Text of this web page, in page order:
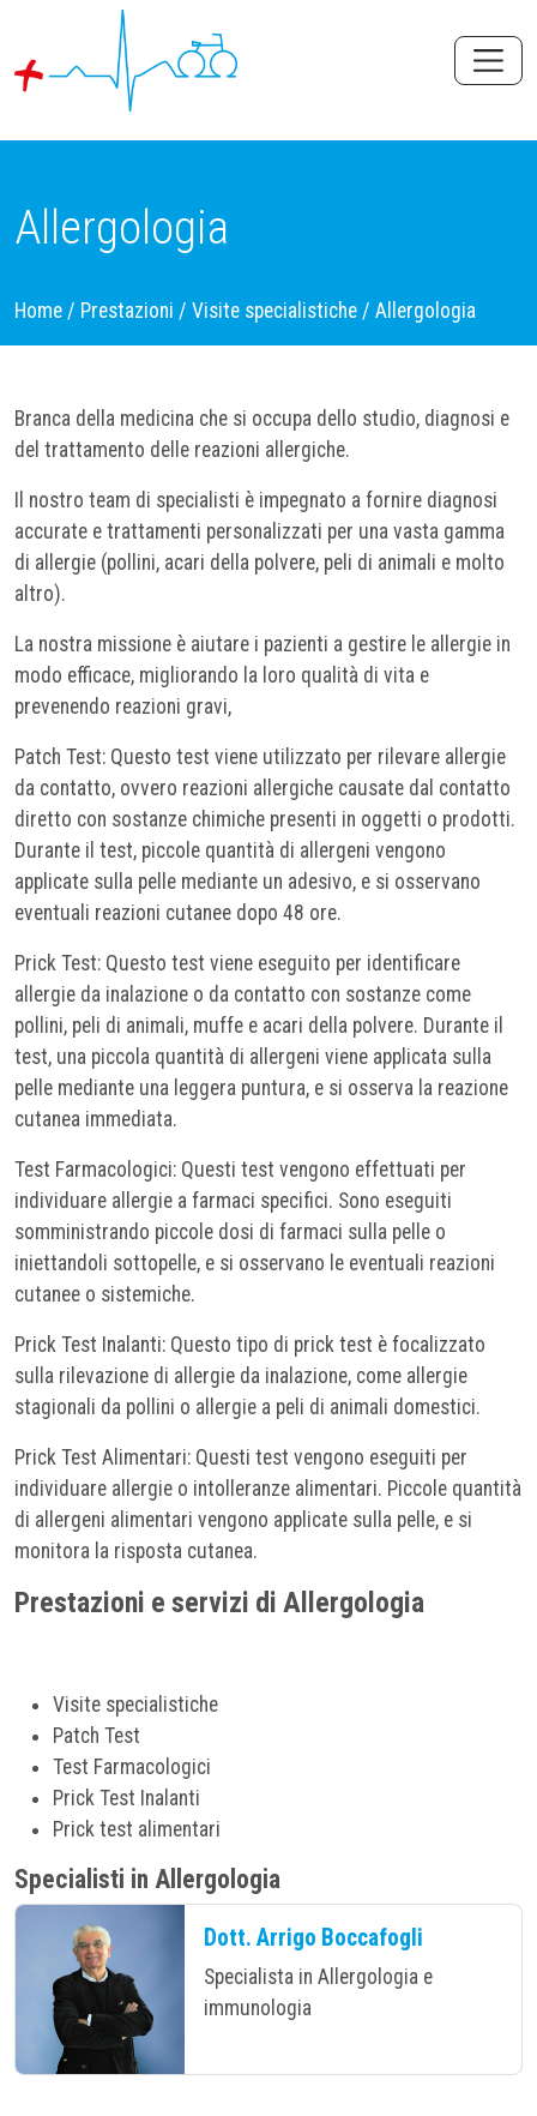
Allergologia
Home / Prestazioni / Visite specialistiche / Allergologia
Branca della medicina che si occupa dello studio, diagnosi e
del trattamento delle reazioni allergiche.
Il nostro team di specialisti è impegnato a fornire diagnosi
accurate e trattamenti personalizzati per una vasta gamma
di allergie (pollini, acari della polvere, peli di animali e molto
altro).
La nostra missione è aiutare i pazienti a gestire le allergie in
modo efficace, migliorando la loro qualità di vita e
prevenendo reazioni gravi,
Patch Test: Questo test viene utilizzato per rilevare allergie
da contatto, ovvero reazioni allergiche causate dal contatto
diretto con sostanze chimiche presenti in oggetti o prodotti.
Durante il test, piccole quantità di allergeni vengono
applicate sulla pelle mediante un adesivo, e si osservano
eventuali reazioni cutanee dopo 48 ore.
Prick Test: Questo test viene eseguito per identificare
allergie da inalazione o da contatto con sostanze come
pollini, peli di animali, muffe e acari della polvere. Durante il
test, una piccola quantità di allergeni viene applicata sulla
pelle mediante una leggera puntura, e si osserva la reazione
cutanea immediata.
Test Farmacologici: Questi test vengono effettuati per
individuare allergie a farmaci specifici. Sono eseguiti
somministrando piccole dosi di farmaci sulla pelle o
iniettandoli sottopelle, e si osservano le eventuali reazioni
cutanee o sistemiche.
Prick Test Inalanti: Questo tipo di prick test è focalizzato
sulla rilevazione di allergie da inalazione, come allergie
stagionali da pollini o allergie a peli di animali domestici.
Prick Test Alimentari: Questi test vengono eseguiti per
individuare allergie o intolleranze alimentari. Piccole quantità
di allergeni alimentari vengono applicate sulla pelle, e si
monitora la risposta cutanea.
Prestazioni e servizi di Allergologia
Visite specialistiche
Patch Test
Test Farmacologici
Prick Test Inalanti
Prick test alimentari
Specialisti in Allergologia
Dott. Arrigo Boccafogli
Specialista in Allergologia e
immunologia